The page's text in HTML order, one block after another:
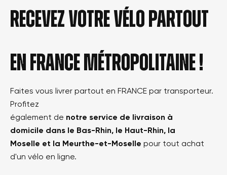
Recevez votre vélo partout
en france métropolitaine !
Faites vous livrer partout en FRANCE par transporteur.
Profitez
également de notre service de livraison à
domicile dans le Bas-Rhin, le Haut-Rhin, la
Moselle et la Meurthe-et-Moselle pour tout achat
d'un vélo en ligne.